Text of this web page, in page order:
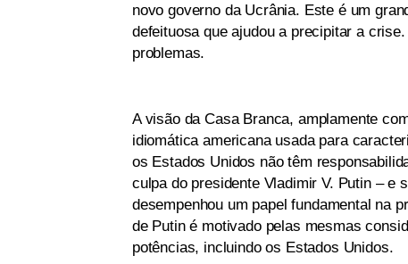
novo governo da Ucrânia. Este é um
defeituosa que ajudou a precipitar a
problemas.
A visão da Casa Branca, amplamente
idiomática americana usada para
os Estados Unidos não têm
culpa do presidente Vladimir V. Putin – e
desempenhou um papel fundamental na
de Putin é motivado pelas mesmas
potências, incluindo os Estados Unidos.